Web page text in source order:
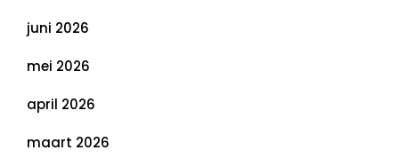
juni 2026
mei 2026
april 2026
maart 2026